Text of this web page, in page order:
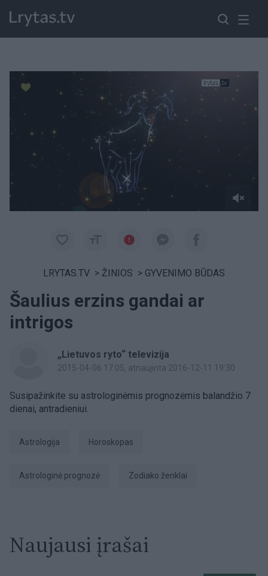
LRYTAS.TV > ŽINIOS > GYVENIMO BŪDAS
Šaulius erzins gandai ar
intrigos
„Lietuvos ryto“ televizija
2015-04-06 17:05, atnaujinta 2016-12-11 19:30
Susipažinkite su astrologinėmis prognozėmis balandžio 7
dienai, antradieniui.
Astrologija Horoskopas
astrologinė prognozė Zodiako ženklai
Naujausi įrašai